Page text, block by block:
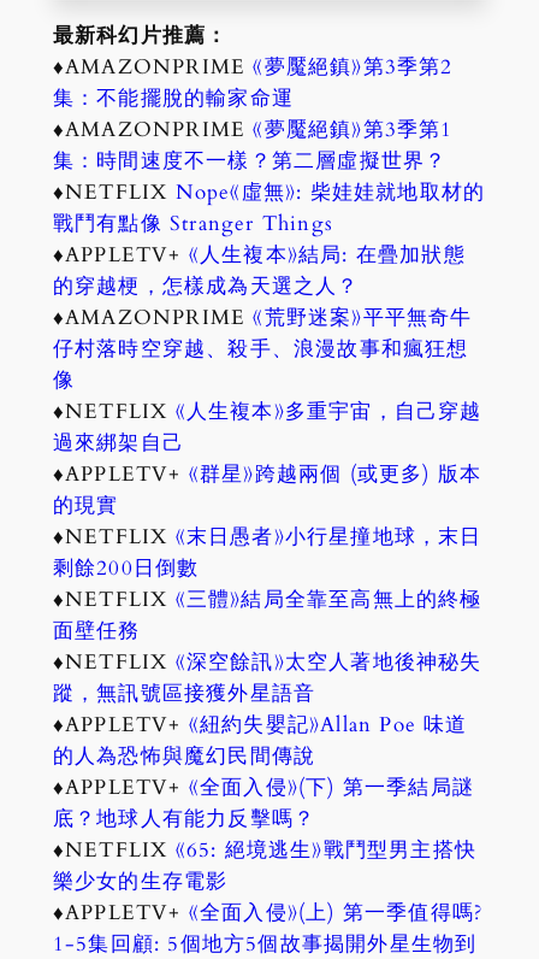
最新科幻片推薦：
♦AMAZONPRIME《夢魘絕鎮》第3季第2
集：不能擺脫的輸家命運
♦AMAZONPRIME《夢魘絕鎮》第3季第1
集：時間速度不一樣？第二層虛擬世界？
♦NETFLIX Nope《虛無》: 柴娃娃就地取材的
戰鬥有點像 Stranger Things
♦APPLETV+ 《人生複本》結局: 在疊加狀態
的穿越梗，怎樣成為天選之人？
♦AMAZONPRIME《荒野迷案》平平無奇牛
仔村落時空穿越、殺手、浪漫故事和瘋狂想
像
♦NETFLIX 《人生複本》多重宇宙，自己穿越
過來綁架自己
♦APPLETV+ 《群星》跨越兩個 (或更多) 版本
的現實
♦NETFLIX 《末日愚者》小行星撞地球，末日
剩餘200日倒數
♦NETFLIX 《三體》結局全靠至高無上的終極
面壁任務
♦NETFLIX 《深空餘訊》太空人著地後神秘失
蹤，無訊號區接獲外星語音
♦APPLETV+ 《紐約失嬰記》Allan Poe 味道
的人為恐怖與魔幻民間傳說
♦APPLETV+ 《全面入侵》(下) 第一季結局謎
底？地球人有能力反擊嗎？
♦NETFLIX 《65: 絕境逃生》戰鬥型男主搭快
樂少女的生存電影
♦APPLETV+ 《全面入侵》(上) 第一季值得嗎?
1-5集回顧: 5個地方5個故事揭開外星生物到